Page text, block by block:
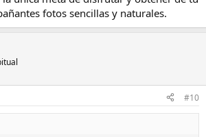
fotos sencillas y naturales.
#10